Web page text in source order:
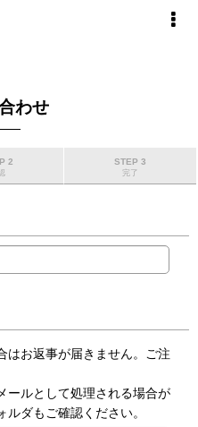
わせ
2
STEP 3
完了
はお返事が届きません。ご注
ールとして処理される場合が
ダもご確認ください。